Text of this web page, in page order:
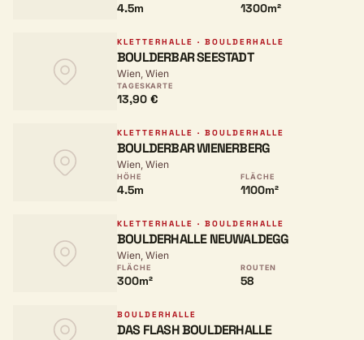
4.5m 1300m²
KLETTERHALLE · BOULDERHALLE
BOULDERBAR SEESTADT
Wien, Wien
TAGESKARTE
13,90 €
KLETTERHALLE · BOULDERHALLE
BOULDERBAR WIENERBERG
Wien, Wien
HÖHE
4.5m
FLÄCHE
1100m²
KLETTERHALLE · BOULDERHALLE
BOULDERHALLE NEUWALDEGG
Wien, Wien
FLÄCHE
300m²
ROUTEN
58
BOULDERHALLE
DAS FLASH BOULDERHALLE